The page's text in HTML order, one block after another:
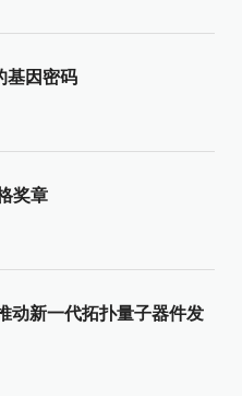
基因密码
奖章
动新一代拓扑量子器件发